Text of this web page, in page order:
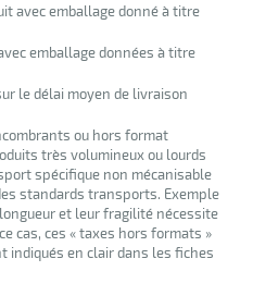
avec emballage donné à titre
emballage données à titre
le délai moyen de livraison
ou hors format
très volumineux ou lourds
spécifique non mécanisable
standards transports. Exemple
et leur fragilité nécessite
cas, ces « taxes hors formats »
indiqués en clair dans les fiches